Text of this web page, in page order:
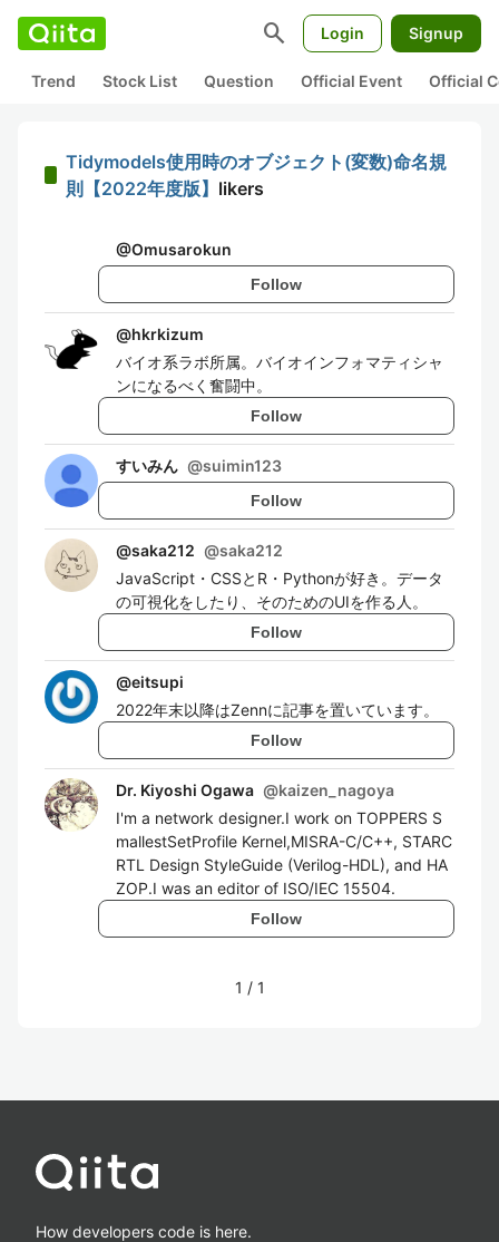
search Login Signup
Trend Stock List Question Official Event Official
Tidymodels使用時のオブジェクト(変数)命名規
則【2022年度版】 likers
@Omusarokun
Follow
@hkrkizum
バイオ系ラボ所属。バイオインフォマティシャ
ンになるべく奮闘中。
Follow
すいみん @suimin123
Follow
@saka212 @saka212
JavaScript・CSSとR・Pythonが好き。データ
の可視化をしたり、そのためのUIを作る人。
Follow
@eitsupi
2022年末以降はZennに記事を置いています。
Follow
Dr. Kiyoshi Ogawa @kaizen_nagoya
I'm a network designer.I work on TOPPERS S
mallestSetProfile Kernel,MISRA-C/C++, STARC
RTL Design StyleGuide (Verilog-HDL), and HA
ZOP.I was an editor of ISO/IEC 15504.
Follow
1 / 1
How developers code is here.